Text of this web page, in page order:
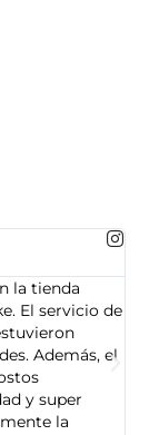
la tienda
El servicio de
Además, el
y super
la